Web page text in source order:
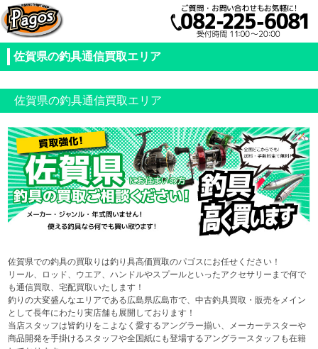
佐賀県の釣具通信買取エリア
佐賀県の釣具通信買取エリア
佐賀県での釣具の買取りは釣り具高価買取のパゴスにお任せください！
リール、ロッド、ウエア、ハンドルやスプールといったアクセサリーまで何で
も通信買取、宅配買取いたします！
釣りの大変盛んなエリアである広島県広島市で、中古釣具買取・販売をメイン
として長年にわたり実店舗も展開しております！
当店スタッフは皆釣りをこよなく愛するアングラー揃い、メーカーテスターや
商品開発を手掛けるスタッフや全国紙にも登場するアングラースタッフも在籍